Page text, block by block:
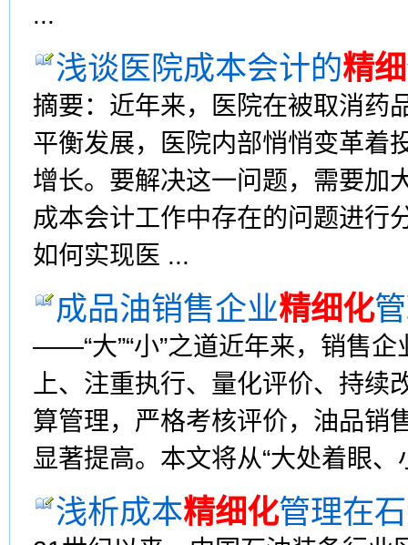
...
浅谈医院成本会计的精
摘要：近年来，医院在被取消药
平衡发展，医院内部悄悄变革着
增长。要解决这一问题，需要加
成本会计工作中存在的问题进行
如何实现医 ...
成品油销售企业精细化
——“大”“小”之道近年来，销售
上、注重执行、量化评价、持续
算管理，严格考核评价，油品销
显著提高。本文将从“大处着眼
浅析成本精细化管理在